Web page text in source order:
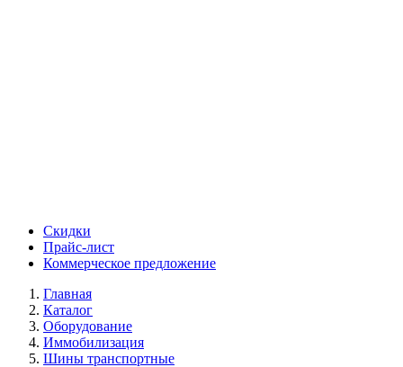
Скидки
Прайс-лист
Коммерческое предложение
Главная
Каталог
Оборудование
Иммобилизация
Шины транспортные